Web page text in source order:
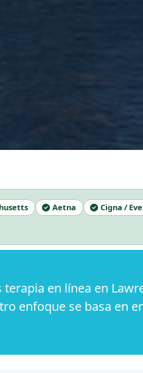
Aetna Cigna /
terapia en línea en
enfoque se basa en